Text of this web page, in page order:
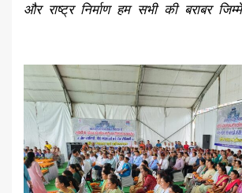
और राष्ट्र निर्माण हम सभी की बराबर